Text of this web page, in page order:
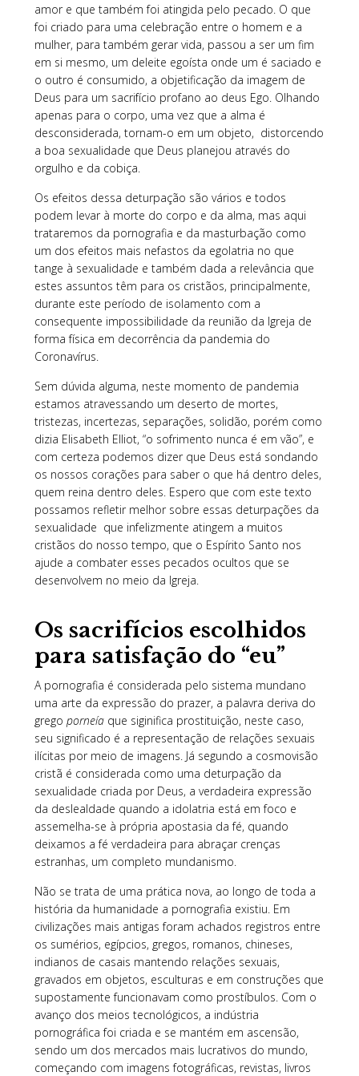
amor e que também foi atingida pelo pecado. O que
foi criado para uma celebração entre o homem e a
mulher, para também gerar vida, passou a ser um fim
em si mesmo, um deleite egoísta onde um é saciado e
o outro é consumido, a objetificação da imagem de
Deus para um sacrifício profano ao deus Ego. Olhando
apenas para o corpo, uma vez que a alma é
desconsiderada, tornam-o em um objeto, distorcendo
a boa sexualidade que Deus planejou através do
orgulho e da cobiça.
Os efeitos dessa deturpação são vários e todos
podem levar à morte do corpo e da alma, mas aqui
trataremos da pornografia e da masturbação como
um dos efeitos mais nefastos da egolatria no que
tange à sexualidade e também dada a relevância que
estes assuntos têm para os cristãos, principalmente,
durante este período de isolamento com a
consequente impossibilidade da reunião da Igreja de
forma física em decorrência da pandemia do
Coronavírus.
Sem dúvida alguma, neste momento de pandemia
estamos atravessando um deserto de mortes,
tristezas, incertezas, separações, solidão, porém como
dizia Elisabeth Elliot, “o sofrimento nunca é em vão”, e
com certeza podemos dizer que Deus está sondando
os nossos corações para saber o que há dentro deles,
quem reina dentro deles. Espero que com este texto
possamos refletir melhor sobre essas deturpações da
sexualidade que infelizmente atingem a muitos
cristãos do nosso tempo, que o Espírito Santo nos
ajude a combater esses pecados ocultos que se
desenvolvem no meio da Igreja.
Os sacrifícios escolhidos
para satisfação do “eu”
A pornografia é considerada pelo sistema mundano
uma arte da expressão do prazer, a palavra deriva do
grego porneíaque siginifica prostituição, neste caso,
seu significado é a representação de relações sexuais
ilícitas por meio de imagens. Já segundo a cosmovisão
cristã é considerada como uma deturpação da
sexualidade criada por Deus, a verdadeira expressão
da deslealdade quando a idolatria está em foco e
assemelha-se à própria apostasia da fé, quando
deixamos a fé verdadeira para abraçar crenças
estranhas, um completo mundanismo.
Não se trata de uma prática nova, ao longo de toda a
história da humanidade a pornografia existiu. Em
civilizações mais antigas foram achados registros entre
os sumérios, egípcios, gregos, romanos, chineses,
indianos de casais mantendo relações sexuais,
gravados em objetos, esculturas e em construções que
supostamente funcionavam como prostíbulos. Com o
avanço dos meios tecnológicos, a indústria
pornográfica foi criada e se mantém em ascensão,
sendo um dos mercados mais lucrativos do mundo,
começando com imagens fotográficas, revistas, livros